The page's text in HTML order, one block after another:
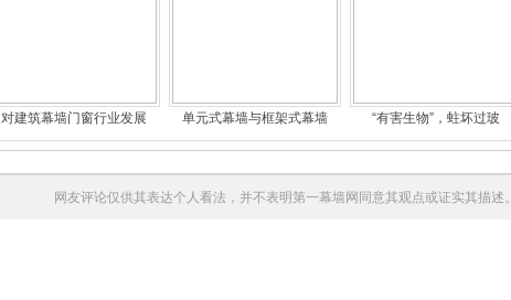
对建筑幕墙门窗行业发展 单元式幕墙与框架式幕墙 “有害生物”，蛀坏过玻
网友评论仅供其表达个人看法，并不表明第一幕墙网同意其观点或证实其描述。